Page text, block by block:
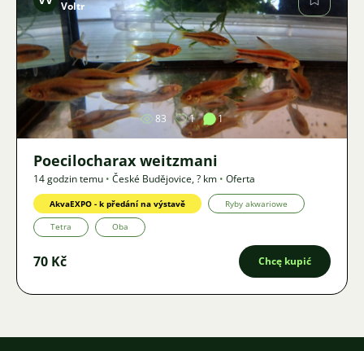
Zdjęcie
Voltr
83 1 1
Poecilocharax weitzmani
14 godzin temu • České Budějovice,? km • Oferta
AkvaEXPO - k předání na výstavě Ryby akwariowe
Tetra Oba
70 Kč Chcę kupić